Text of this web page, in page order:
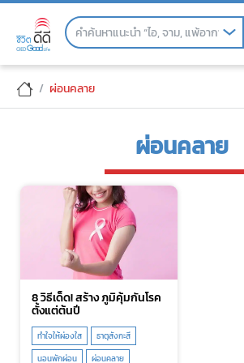
Skip
ผ่อนคลาย
ผ่อนคลาย
8 วิธีเด็ด! สร้าง ภูมิคุ้มกันโรค
ตั้งแต่ต้นปี
ทำใจให้ผ่องใส
ธาตุสังกะสี
นอนพักผ่อน
ผ่อนคลาย